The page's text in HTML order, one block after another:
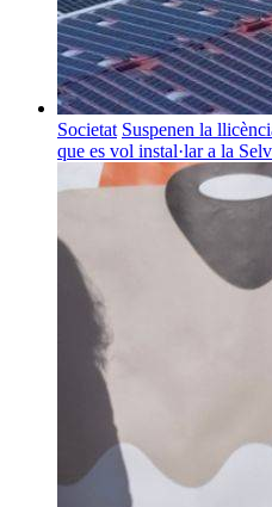
Societat Suspenen la
que es vol instal·lar a la